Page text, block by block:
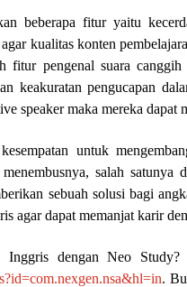
beberapa fitur yaitu
kualitas konten
fitur pengenal suara
keakuratan pengucapan
speaker maka mereka
untuk
salah satunya
sebuah solusi bagi
agar dapat memanjat karir
Inggris dengan Neo
.